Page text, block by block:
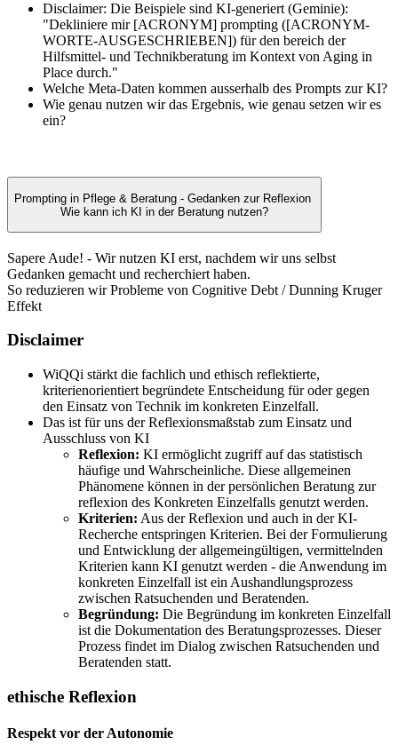
Disclaimer: Die Beispiele sind KI-generiert (Geminie):
"Dekliniere mir [ACRONYM] prompting ([ACRONYM-
WORTE-AUSGESCHRIEBEN]) für den bereich der
Hilfsmittel- und Technikberatung im Kontext von Aging in
Place durch."
Welche Meta-Daten kommen ausserhalb des Prompts zur KI?
Wie genau nutzen wir das Ergebnis, wie genau setzen wir es
ein?
Prompting in Pflege & Beratung - Gedanken zur Reflexion
Wie kann ich KI in der Beratung nutzen?
Sapere Aude! - Wir nutzen KI erst, nachdem wir uns selbst
Gedanken gemacht und recherchiert haben.
So reduzieren wir Probleme von Cognitive Debt / Dunning Kruger
Effekt
Disclaimer
WiQQi stärkt die fachlich und ethisch reflektierte,
kriterienorientiert begründete Entscheidung für oder gegen
den Einsatz von Technik im konkreten Einzelfall.
Das ist für uns der Reflexionsmaßstab zum Einsatz und
Ausschluss von KI
Reflexion: KI ermöglicht zugriff auf das statistisch
häufige und Wahrscheinliche. Diese allgemeinen
Phänomene können in der persönlichen Beratung zur
reflexion des Konkreten Einzelfalls genutzt werden.
Kriterien: Aus der Reflexion und auch in der KI-
Recherche entspringen Kriterien. Bei der Formulierung
und Entwicklung der allgemeingültigen, vermittelnden
Kriterien kann KI genutzt werden - die Anwendung im
konkreten Einzelfall ist ein Aushandlungsprozess
zwischen Ratsuchenden und Beratenden.
Begründung: Die Begründung im konkreten Einzelfall
ist die Dokumentation des Beratungsprozesses. Dieser
Prozess findet im Dialog zwischen Ratsuchenden und
Beratenden statt.
ethische Reflexion
Respekt vor der Autonomie